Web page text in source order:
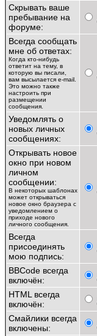
Скрывать ваше
пребывание на
форуме:
Всегда сообщать
мне об ответах:
Когда кто-нибудь
ответит на тему, в
которую вы писали,
вам высылается e-mail.
Это можно также
настроить при
размещении
сообщения.
Уведомлять о
новых личных
сообщениях:
Открывать новое
окно при новом
личном
сообщении:
В некоторых шаблонах
может открываться
новое окно браузера с
уведомлением о
приходе нового
личного сообщения.
Всегда
присоединять
мою подпись:
BBCode всегда
включён:
HTML всегда
включён:
Смайлики всегда
включены: